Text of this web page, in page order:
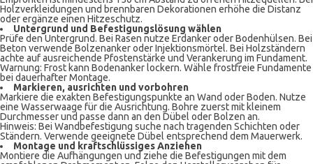
Holzverkleidungen und brennbaren Dekorationen erhöhe die Distanz
oder ergänze einen Hitzeschutz.
Untergrund und Befestigungslösung wählen
Prüfe den Untergrund. Bei Rasen nutze Erdanker oder Bodenhülsen. Bei
Beton verwende Bolzenanker oder Injektionsmörtel. Bei Holzständern
achte auf ausreichende Pfostenstärke und Verankerung im Fundament.
Warnung: Frost kann Bodenanker lockern. Wähle frostfreie Fundamente
bei dauerhafter Montage.
Markieren, ausrichten und vorbohren
Markiere die exakten Befestigungspunkte an Wand oder Boden. Nutze
eine Wasserwaage für die Ausrichtung. Bohre zuerst mit kleinem
Durchmesser und passe dann an den Dübel oder Bolzen an.
Hinweis: Bei Wandbefestigung suche nach tragenden Schichten oder
Ständern. Verwende geeignete Dübel entsprechend dem Mauerwerk.
Montage und kraftschlüssiges Anziehen
Montiere die Aufhängungen und ziehe die Befestigungen mit dem